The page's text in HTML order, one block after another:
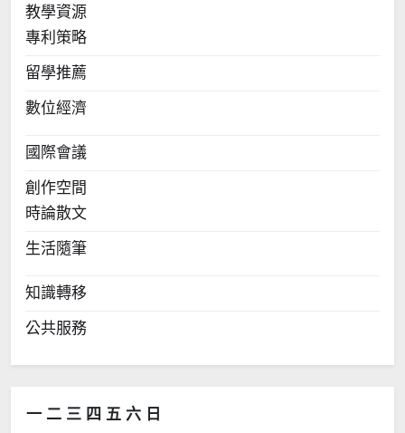
教學資源
專利策略
留學推薦
數位經濟
國際會議
創作空間
時論散文
生活隨筆
知識轉移
公共服務
一 二 三 四 五 六 日